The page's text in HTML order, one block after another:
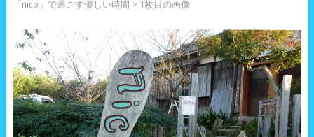
「nico」で過ごす優しい時間 > 1枚目の画像